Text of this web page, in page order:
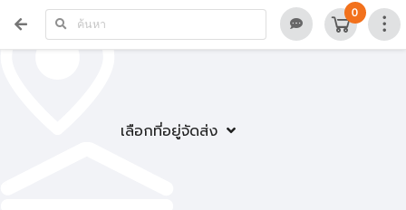
เลือกที่อยู่จัดส่ง
0